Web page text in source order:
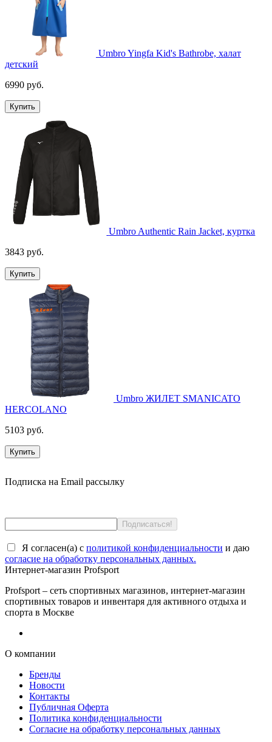
Umbro Yingfa Kid's Bathrobe, халат
детский
6990 руб.
Купить
Umbro Authentic Rain Jacket, куртка
3843 руб.
Купить
Umbro ЖИЛЕТ SMANICATO
HERCOLANO
5103 руб.
Купить
Подписка на Email рассылку
Я согласен(a) с политикой конфиденциальности и даю
согласие на обработку персональных данных.
Интернет-магазин Profsport
Profsport – сеть спортивных магазинов, интернет-магазин
спортивных товаров и инвентаря для активного отдыха и
спорта в Москве
О компании
Бренды
Новости
Контакты
Публичная Оферта
Политика конфиденциальности
Согласие на обработку персональных данных